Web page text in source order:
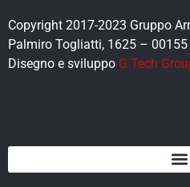
Copyright 2017-2023 Gruppo
Palmiro Togliatti, 1625 – 00155
Disegno e sviluppo G Tech